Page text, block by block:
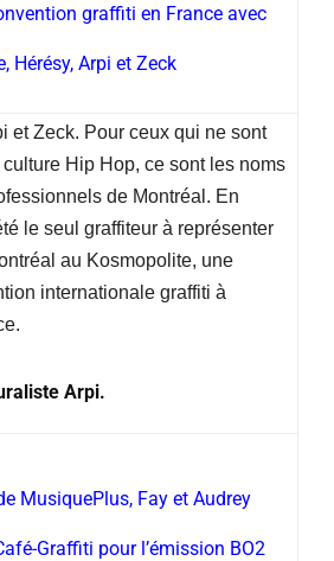
graffiti en France avec
Hérésy, Arpi et Zeck
et Zeck. Pour ceux qui ne sont
Hip Hop, ce sont les noms
de Montréal. En
le seul graffiteur à représenter
au Kosmopolite, une
internationale graffiti à
Arpi.
MusiquePlus, Fay et Audrey
Graffiti pour l’émission BO2